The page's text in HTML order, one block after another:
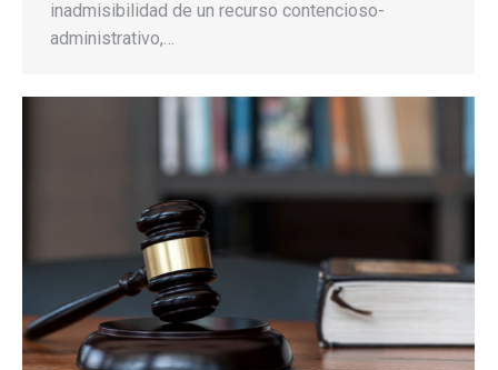
inadmisibilidad de un recurso contencioso-
administrativo,…